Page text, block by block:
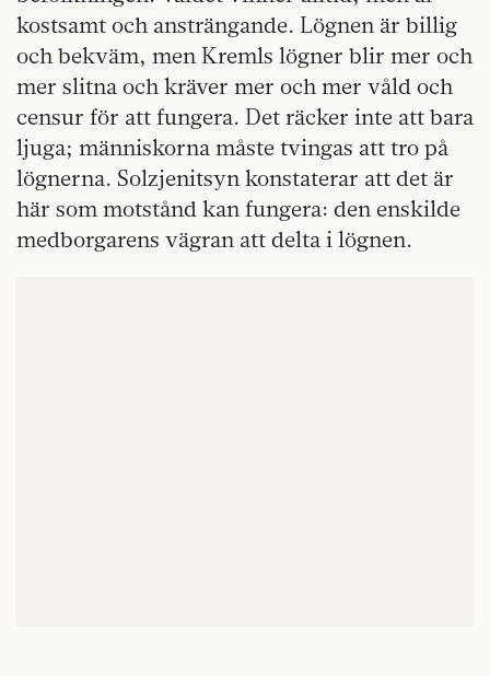
kostsamt och ansträngande. Lögnen är billig
och bekväm, men Kremls lögner blir mer och
mer slitna och kräver mer och mer våld och
censur för att fungera. Det räcker inte att bara
ljuga; människorna måste tvingas att tro på
lögnerna. Solzjenitsyn konstaterar att det är
här som motstånd kan fungera: den enskilde
medborgarens vägran att delta i lögnen.